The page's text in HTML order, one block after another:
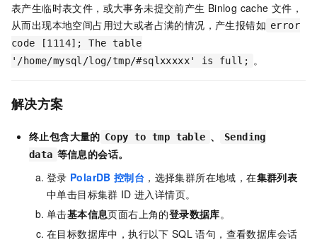
表产生临时表文件，或大事务未提交前产生 Binlog cache 文件，
从而出现本地空间占用过大或者占满的情况，产生报错如 error
code [1114]; The table
'/home/mysql/log/tmp/#sqlxxxxx' is full; 。
解决方案
终止包含大量的 Copy to tmp table 、
Sending
data 等信息的会话。
登录 PolarDB 控制台 ，选择集群所在地域，在集群列表
中单击目标集群 ID 进入详情页。
单击基本信息页面右上角的登录数据库。
在目标数据库中，执行以下 SQL 语句，查看数据库会话